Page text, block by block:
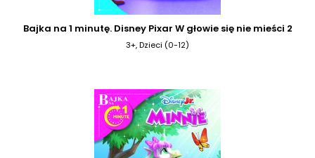
Bajka na 1 minutę. Disney Pixar W głowie się nie mieści 2
3+, Dzieci (0-12)